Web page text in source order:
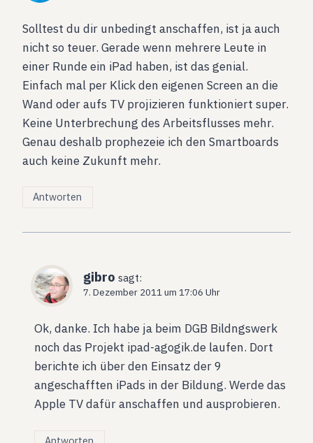
Solltest du dir unbedingt anschaffen, ist ja auch
nicht so teuer. Gerade wenn mehrere Leute in
einer Runde ein iPad haben, ist das genial.
Einfach mal per Klick den eigenen Screen an die
Wand oder aufs TV projizieren funktioniert super.
Keine Unterbrechung des Arbeitsflusses mehr.
Genau deshalb prophezeie ich den Smartboards
auch keine Zukunft mehr.
Antworten
gibro sagt:
7. Dezember 2011 um 17:06 Uhr
Ok, danke. Ich habe ja beim DGB Bildngswerk
noch das Projekt ipad-agogik.de laufen. Dort
berichte ich über den Einsatz der 9
angeschafften iPads in der Bildung. Werde das
Apple TV dafür anschaffen und ausprobieren.